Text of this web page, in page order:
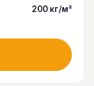
200 кг/м²